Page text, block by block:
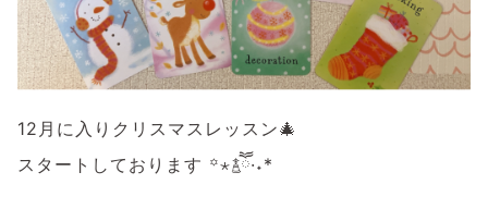
12月に入りクリスマスレッスン🎄
スタートしております ꙳⋆‪࿄ཽ·˖*